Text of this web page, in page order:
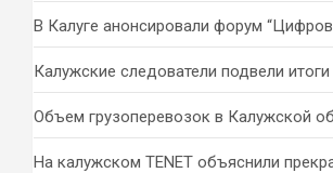
В Калуге анонсировали форум
Калужские следователи подвели
Объем грузоперевозок в Калужской
На калужском TENET объяснили